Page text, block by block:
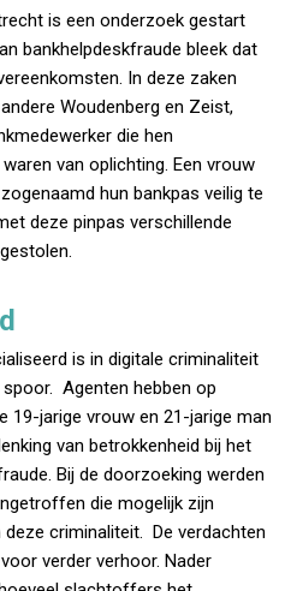
is een onderzoek gestart
bankhelpdeskfraude bleek dat
In deze zaken
Woudenberg en Zeist,
die hen
van oplichting. Een vrouw
hun bankpas veilig te
deze pinpas verschillende
is in digitale criminaliteit
Agenten hebben op
19-jarige vrouw en 21-jarige man
van betrokkenheid bij het
Bij de doorzoeking werden
die mogelijk zijn
criminaliteit. De verdachten
verder verhoor. Nader